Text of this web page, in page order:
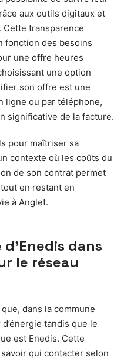
aux outils digitaux et
transparence
fonction des besoins
une offre heures
une option
son offre est une
ligne ou par téléphone,
significative de la facture.
pour maîtriser sa
contexte où les coûts du
de son contrat permet
en restant en
à Anglet.
dans
le réseau
dans la commune
tandis que le
est Enedis. Cette
qui contacter selon